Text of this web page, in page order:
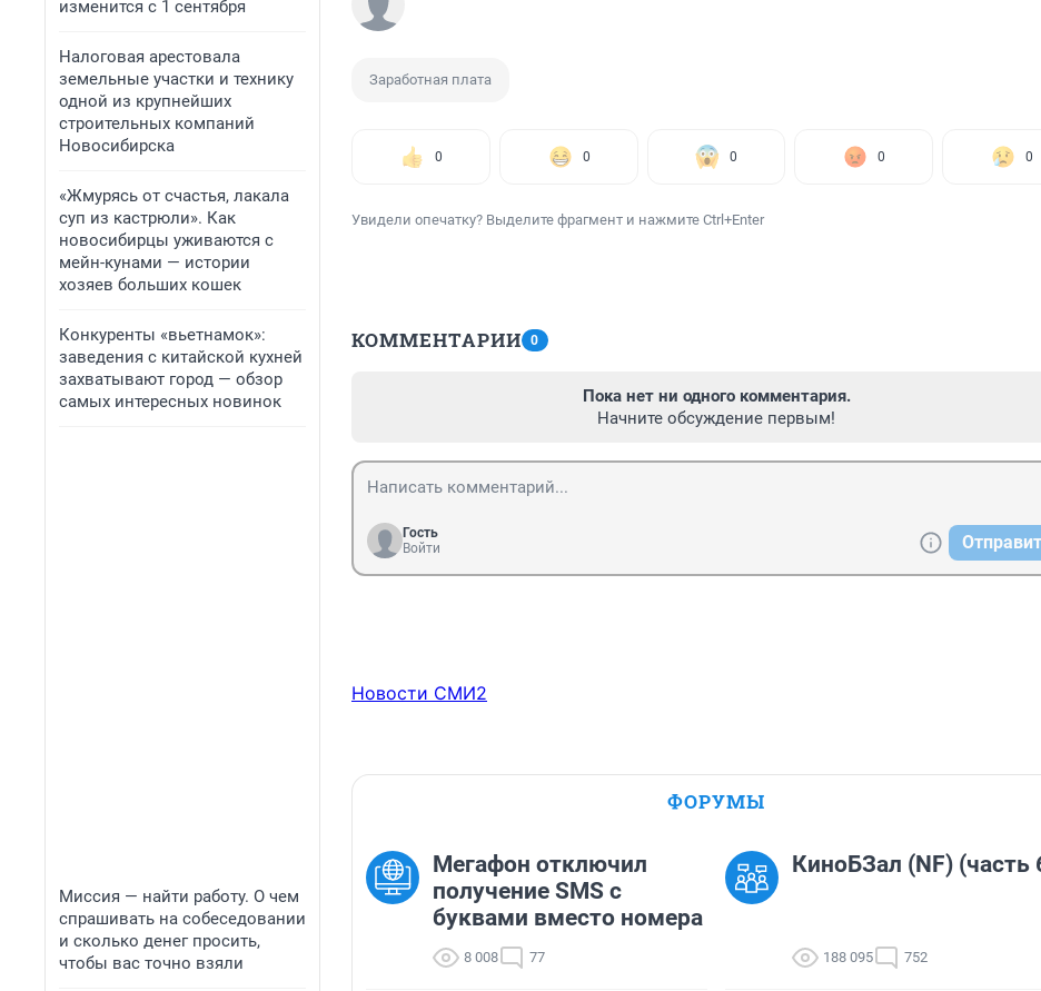
изменится с 1 сентября
Налоговая арестовала
земельные участки и технику
одной из крупнейших
строительных компаний
Новосибирска
«Жмурясь от счастья, лакала
суп из кастрюли». Как
новосибирцы уживаются с
мейн-кунами — истории
хозяев больших кошек
Конкуренты «вьетнамок»:
заведения с китайской кухней
захватывают город — обзор
самых интересных новинок
Миссия — найти работу. О чем
спрашивать на собеседовании
и сколько денег просить,
чтобы вас точно взяли
Заработная плата
0 0 0 0 0
Увидели опечатку? Выделите фрагмент и нажмите Ctrl+Enter
КОММЕНТАРИИ 0
Пока нет ни одного комментария.
Начните обсуждение первым!
Гость
Войти
Новости СМИ2
ФОРУМЫ
Мегафон отключил
получение SMS с
буквами вместо номера
8 008 77
КиноБЗал (NF) (часть
188 095 752